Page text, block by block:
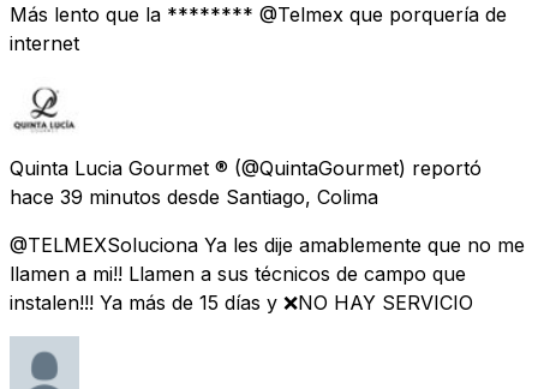
Más lento que la ******** @Telmex que porquería de
internet
Quinta Lucia Gourmet ®️ (@QuintaGourmet) reportó
hace 39 minutos desde Santiago, Colima
@TELMEXSoluciona Ya les dije amablemente que no me
llamen a mi!! Llamen a sus técnicos de campo que
instalen!!! Ya más de 15 días y ❌NO HAY SERVICIO